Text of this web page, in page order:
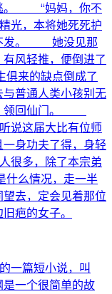
逃。 “妈妈，你不
，本将她死死护
不发。 她没见那
风轻推，便倒进了
来的缺点倒成了
普通人类小孩别无
，领回仙门。
届大比有位师
身功夫了得，身轻
多，除了本宗弟
么情况，走一半
去，定会见着那位
疤的女子。
一篇短小说，叫
是一个很简单的故